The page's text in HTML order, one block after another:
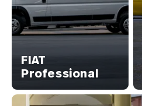
FIAT
Professional